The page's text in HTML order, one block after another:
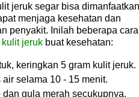
jeruk segar bisa dimanfaatkan
menjaga kesehatan dan
penyakit. Inilah beberapa cara
jeruk buat kesehatan:
keringkan 5 gram kulit jeruk.
selama 10 - 15 menit.
gula merah secukupnya.